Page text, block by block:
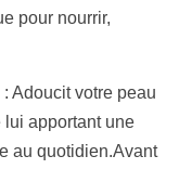
pour nourrir,
: Adoucit votre peau
apportant une
au quotidien.Avant